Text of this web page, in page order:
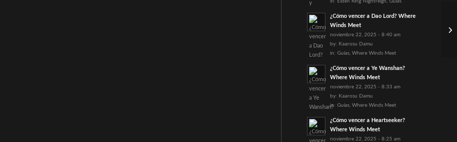
in: Elden Ring Nightreign, Guías
¿Cómo vencer a Dao Lord? Where
Winds Meet
noviembre 22, 2025 - 8:40 am
by: Kaarosu Damu
in: Guías, Where Winds Meet
¿Cómo vencer a Ye Wanshan?
Where Winds Meet
noviembre 22, 2025 - 8:33 am
by: Kaarosu Damu
in: Guías, Where Winds Meet
¿Cómo vencer a Heartseeker?
Where Winds Meet
noviembre 22, 2025 - 8:25 am